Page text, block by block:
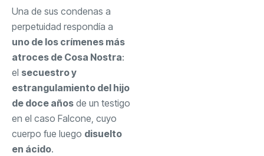
Una de sus condenas a
perpetuidad respondía a
uno de los crímenes más
atroces de Cosa Nostra:
el secuestro y
estrangulamiento del hijo
de doce años de un testigo
en el caso Falcone, cuyo
cuerpo fue luego disuelto
en ácido.